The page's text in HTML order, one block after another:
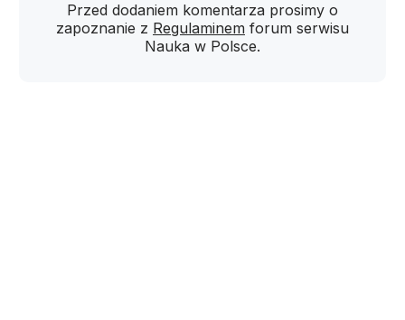
Przed dodaniem komentarza prosimy o
zapoznanie z Regulaminem forum serwisu
Nauka w Polsce.